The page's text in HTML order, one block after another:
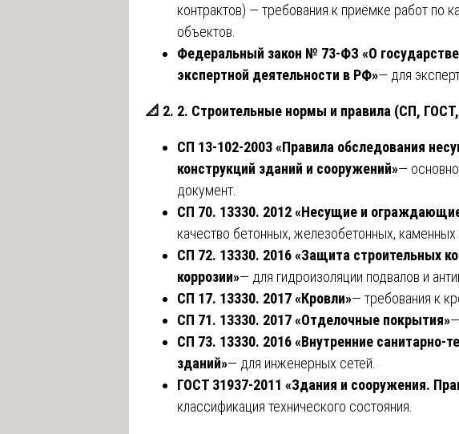
контрактов) — требования к приёмке работ по
объектов.
Федеральный закон № 73-ФЗ «О
экспертной деятельности в РФ»— для
📐 2. 2. Строительные нормы и правила (СП,
СП 13-102-2003 «Правила обследования
конструкций зданий и сооружений»—
документ.
СП 70. 13330. 2012 «Несущие и
качество бетонных, железобетонных, каменных
СП 72. 13330. 2016 «Защита строительных
коррозии»— для гидроизоляции подвалов и
СП 17. 13330. 2017 «Кровли»— требования к
СП 71. 13330. 2017 «Отделочные покрытия»
СП 73. 13330. 2016 «Внутренние санитарно-
зданий»— для инженерных сетей.
ГОСТ 31937-2011 «Здания и сооружения.
классификация технического состояния.